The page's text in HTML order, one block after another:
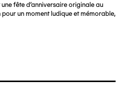
fête d’anniversaire originale au
pour un moment ludique et mémorable,